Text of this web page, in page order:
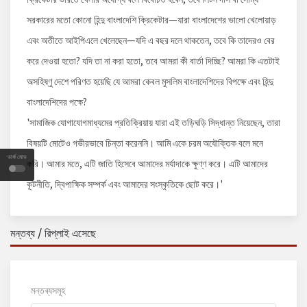
ডার্ক মোড
সরকারের মতো কোনো হিন্দু বাংলাদেশি ক্রিকেটার—যারা বাংলাদেশের ভালো খেলোয়াড়
এবং অতীতে আইপিএলে খেলেছেন—যদি এ বছর দলে থাকতেন, তবে কি তাদেরও বের
করে দেওয়া হতো? যদি তা না করা হতো, তবে আমরা কী বার্তা দিচ্ছি? আমরা কি এতটাই
অসহিষ্ণু দেশে পরিণত হয়েছি যে আমরা কেবল মুসলিম বাংলাদেশিদের বিপক্ষে এবং হিন্দু
বাংলাদেশিদের পক্ষে?
'সামাজিক যোগাযোগমাধ্যমের প্রতিক্রিয়ায় যারা এই তড়িঘড়ি সিদ্ধান্ত নিয়েছেন, তারা
বিষয়টি মোটেও গভীরভাবে চিন্তা করেননি। আমি একে চরম অযৌক্তিক বলে মনে
করি। আমার মতে, এটি জাতি হিসেবে আমাদের মর্যাদাকে ক্ষুণ্ণ করে। এটি আমাদের
কূটনীতি, দ্বিপাক্ষিক সম্পর্ক এবং আমাদের সংস্কৃতিকে ছোট করে।'
মন্তব্য / রিপ্লাই এসেছে
মন্তব্যসমূহ